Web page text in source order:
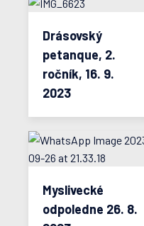
Drásovský
petanque, 2.
ročník, 16. 9.
2023
Myslivecké
odpoledne 26. 8.